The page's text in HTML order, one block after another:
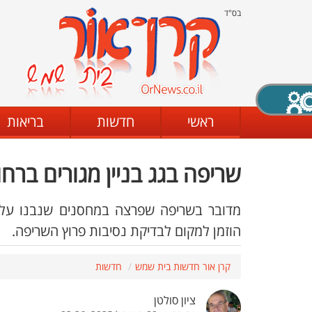
בס"ד
ראשי חדשות בריאות
שריפה בגג בניין מגורים
מדובר בשריפה שפרצה במחסנים שנבנו
הוזמן למקום לבדיקת נסיבות פרוץ השריפה.
קרן אור חדשות בית שמש חדשות
ציון סולטן
X סגירה
מצב שחור - לבן קביעת ניגודיות